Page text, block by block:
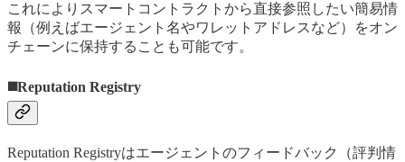
これによりスマートコントラクトから直接参照したい簡易情
報（例えばエージェント名やワレットアドレスなど）をオン
チェーンに保持することも可能です。
◼️Reputation Registry
Reputation Registryはエージェントのフィードバック（評判情